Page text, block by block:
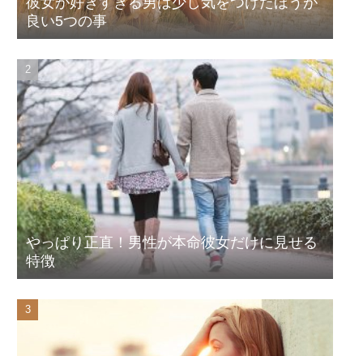
良い5つの事
やっぱり正直！男性が本命彼女だけに見せる
特徴